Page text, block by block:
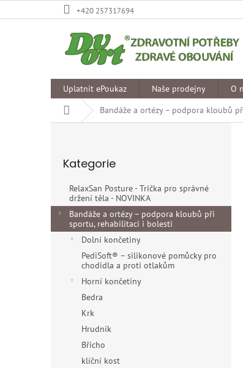
na
+420 257317694
Uplatnit ePoukaz Naše prodejny O
Domů
Bandáže a ortézy – podpora kloubů
n
í
kategorie
Kategorie
RelaxSan Posture - Trička pro správné
držení těla - NOVINKA
Bandáže a ortézy – podpora kloubů při
sportu, rehabilitaci i bolesti
Dolní končetiny
PediSoft® – silikonové pomůcky pro
chodidla a proti otlakům
Horní končetiny
Bedra
Krk
Hrudník
Břicho
klíční kost